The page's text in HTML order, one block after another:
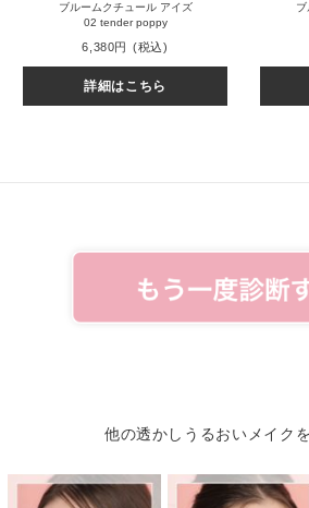
ブルームクチュール アイズ
02 tender poppy
6,380円 (税込)
詳細はこちら
他の透かしうるおいメイク